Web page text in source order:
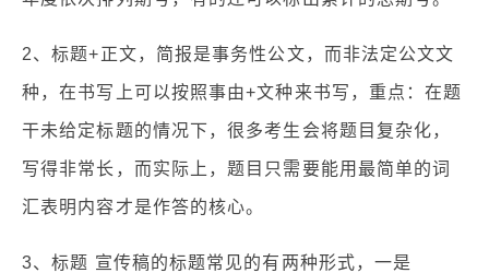
2、标题+正文，简报是事务性公文，而非法定公文文
种，在书写上可以按照事由+文种来书写，重点：在题
干未给定标题的情况下，很多考生会将题目复杂化，
写得非常长，而实际上，题目只需要能用最简单的词
汇表明内容才是作答的核心。
3、标题 宣传稿的标题常见的有两种形式，一是